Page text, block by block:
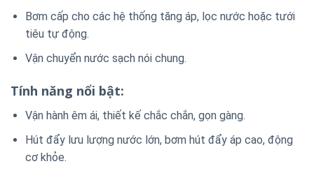
Bơm cấp cho các hệ thống tăng áp, lọc nước hoặc tưới
tiêu tự động.
Vận chuyển nước sạch nói chung.
Tính năng nổi bật:
Vận hành êm ái, thiết kế chắc chắn, gọn gàng.
Hút đẩy lưu lượng nước lớn, bơm hút đẩy áp cao, động
cơ khỏe.